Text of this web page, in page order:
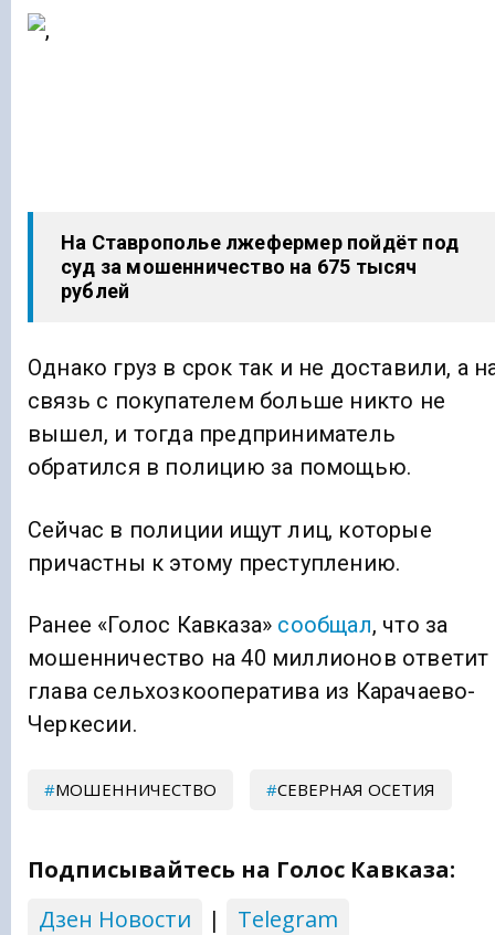
На Ставрополье лжефермер пойдёт под
суд за мошенничество на 675 тысяч
рублей
Однако груз в срок так и не доставили, а
связь с покупателем больше никто не
вышел, и тогда предприниматель
обратился в полицию за помощью.
Сейчас в полиции ищут лиц, которые
причастны к этому преступлению.
Ранее «Голос Кавказа» сообщал, что за
мошенничество на 40 миллионов ответит
глава сельхозкооператива из Карачаево-
Черкесии.
МОШЕННИЧЕСТВО СЕВЕРНАЯ ОСЕТИЯ
Подписывайтесь на Голос Кавказа:
Дзен Новости
| Telegram